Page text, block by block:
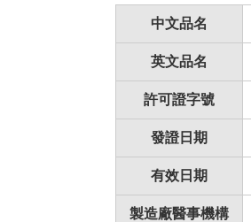
中文品名
英文品名
許可證字號
發證日期
有效日期
製造廠醫事機構